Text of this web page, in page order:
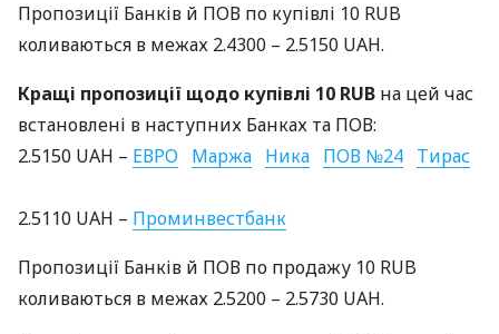
Пропозиції Банків й ПОВ по купівлі 10 RUB
коливаються в межах 2.4300 – 2.5150 UAH.
Кращі пропозиції щодо купівлі 10 RUB на цей час
встановлені в наступних Банках та ПОВ:
2.5150 UAH – ЕВРО Маржа Ника ПОВ №24 Тирас
2.5110 UAH – Проминвестбанк
Пропозиції Банків й ПОВ по продажу 10 RUB
коливаються в межах 2.5200 – 2.5730 UAH.